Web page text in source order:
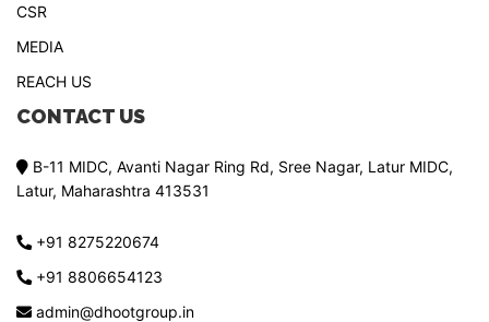
CSR
MEDIA
REACH US
CONTACT US
B-11 MIDC, Avanti Nagar Ring Rd, Sree Nagar, Latur MIDC,
Latur, Maharashtra 413531
+91 8275220674
+91 8806654123
admin@dhootgroup.in